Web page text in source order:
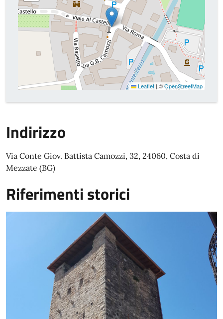
Leaflet | ©OpenStreetMap
Indirizzo
Via Conte Giov. Battista Camozzi, 32, 24060, Costa di
Mezzate (BG)
Riferimenti storici